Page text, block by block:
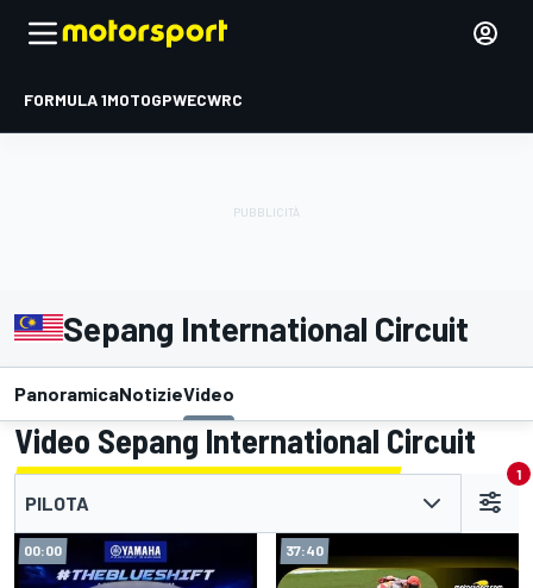
FORMULA 1MOTOGPWECWRC
Sepang International Circuit
PanoramicaNotizieVideo
Video Sepang International Circuit
PILOTA
1
00:00 37:40